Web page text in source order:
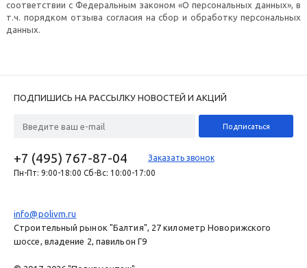
соответствии с Федеральным законом «О персональных данных», в
т.ч. порядком отзыва согласия на сбор и обработку персональных
данных.
ПОДПИШИСЬ НА РАССЫЛКУ НОВОСТЕЙ И АКЦИЙ
+7 (495) 767-87-04
Заказать звонок
Пн-Пт: 9:00-18:00 Сб-Вс: 10:00-17:00
info@polivm.ru
Строительный рынок "Балтия", 27 километр Новорижского
шоссе, владение 2, павильон Г9